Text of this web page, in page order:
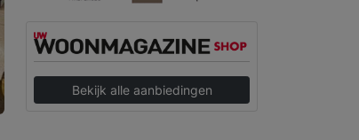
Bekijk alle aanbiedingen